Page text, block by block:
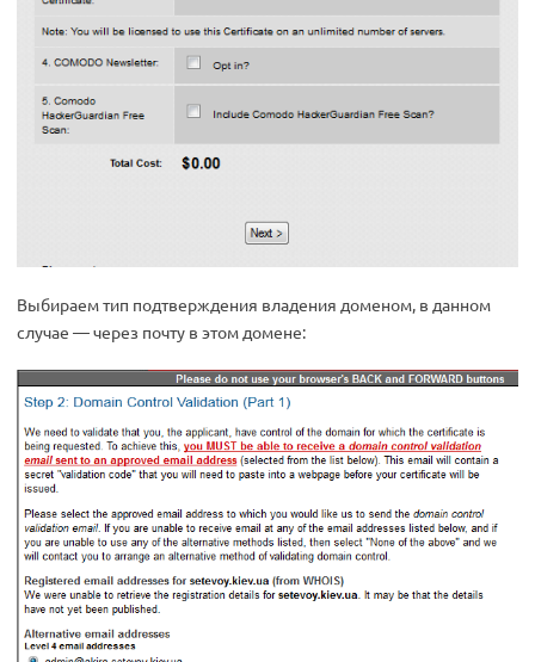
Выбираем тип подтверждения владения доменом, в данном
случае — через почту в этом домене: